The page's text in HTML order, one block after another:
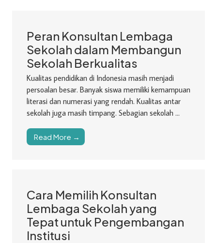
Peran Konsultan Lembaga
Sekolah dalam Membangun
Sekolah Berkualitas
Kualitas pendidikan di Indonesia masih menjadi
persoalan besar. Banyak siswa memiliki kemampuan
literasi dan numerasi yang rendah. Kualitas antar
sekolah juga masih timpang. Sebagian sekolah ...
Read More →
Cara Memilih Konsultan
Lembaga Sekolah yang
Tepat untuk Pengembangan
Institusi